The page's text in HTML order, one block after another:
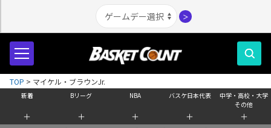
＞
新着
＋
Bリーグ
＋
NBA
＋
バスケ日本代表
＋
中学・高校・大学
その他
＋
TOP > マイケル・ブラウンJr.